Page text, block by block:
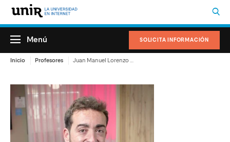
SOLICITA INFORMACIÓN
Menú
Inicio Profesores